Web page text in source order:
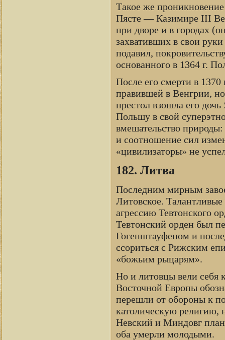
Такое же
Пясте — Казимире III
при дворе и в городах
захвативших в свои
подавил,
основанного в 1364 г.
После его смерти в
правившей в Венгрии,
престол взошла его
Польшу в свой
вмешательство
и соотношение сил
«цивилизаторы» не
182. Литва
Последним мирным
Литовское.
агрессию Тевтонского
Тевтонский орден был
Гогенштауфеном и
ссориться с Рижским
«божьим рыцарям».
Но и литовцы вели себя
Восточной Европы
перешли от обороны к
католическую религию,
Невский и Миндовг
оба умерли молодыми.